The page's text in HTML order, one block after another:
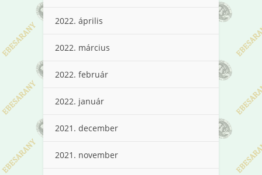
2022. április
2022. március
2022. február
2022. január
2021. december
2021. november